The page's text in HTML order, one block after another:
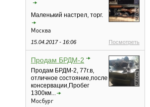
Маленький настрел, торг.
Москва
15.04.2017 - 16:06 Посмотреть
Продам БРДМ-2
Продам БРДМ-2, 77г.в,
отличное состояние,после
консервации,Пробег
1300км...
Мосбург